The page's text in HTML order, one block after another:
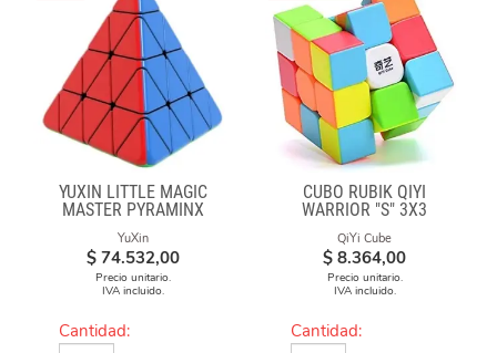
YUXIN LITTLE MAGIC
MASTER PYRAMINX
YuXin
$ 74.532,00
Precio unitario.
IVA incluido.
Cantidad:
CUBO RUBIK QIYI
WARRIOR "S" 3X3
STICKERLESS
QiYi Cube
$ 8.364,00
Precio unitario.
IVA incluido.
Cantidad: